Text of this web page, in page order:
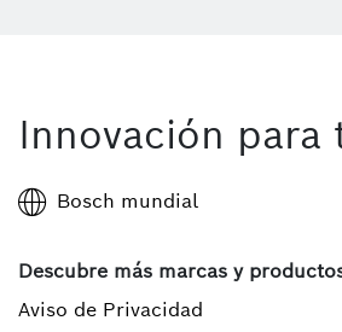
Innovación para
Bosch mundial
Descubre más marcas y
Aviso de Privacidad